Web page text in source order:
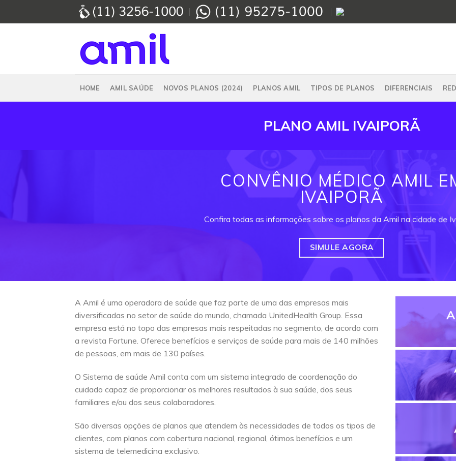
HOME AMIL SAÚDE NOVOS PLANOS (2024) PLANOS AMIL TIPOS DE PLANOS DIFERENCIAIS
PLANO AMIL IVAIPORÃ
CONVÊNIO MÉDICO AMIL
IVAIPORÃ
Confira todas as informações sobre os planos da Amil na cidade de
SIMULE AGORA
A Amil é uma operadora de saúde que faz parte de uma das empresas mais
diversificadas no setor de saúde do mundo, chamada UnitedHealth Group. Essa
empresa está no topo das empresas mais respeitadas no segmento, de acordo com
a revista Fortune. Oferece benefícios e serviços de saúde para mais de 140 milhões
de pessoas, em mais de 130 países.
O Sistema de saúde Amil conta com um sistema integrado de coordenação do
cuidado capaz de proporcionar os melhores resultados à sua saúde, dos seus
familiares e/ou dos seus colaboradores.
São diversas opções de planos que atendem às necessidades de todos os tipos de
clientes, com planos com cobertura nacional, regional, ótimos benefícios e um
sistema de telemedicina exclusivo.